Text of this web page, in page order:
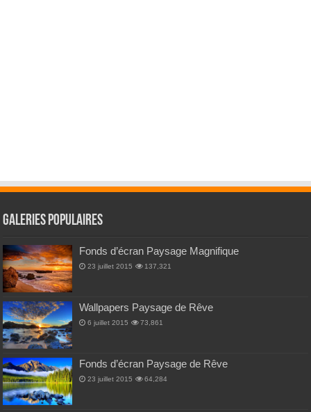
Galeries Populaires
Fonds d’écran Paysage Magnifique
23 juillet 2015 137,321
Wallpapers Paysage de Rêve
6 juillet 2015 73,861
Fonds d’écran Paysage de Rêve
23 juillet 2015 64,284